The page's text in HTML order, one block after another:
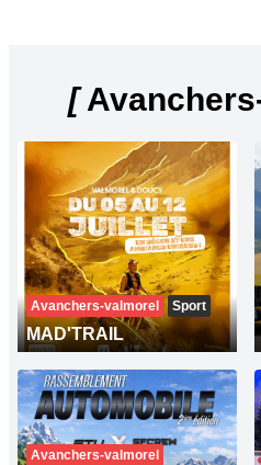
[
Avanchers-valmorel Sport
MAD'TRAIL
Avanchers-valmorel